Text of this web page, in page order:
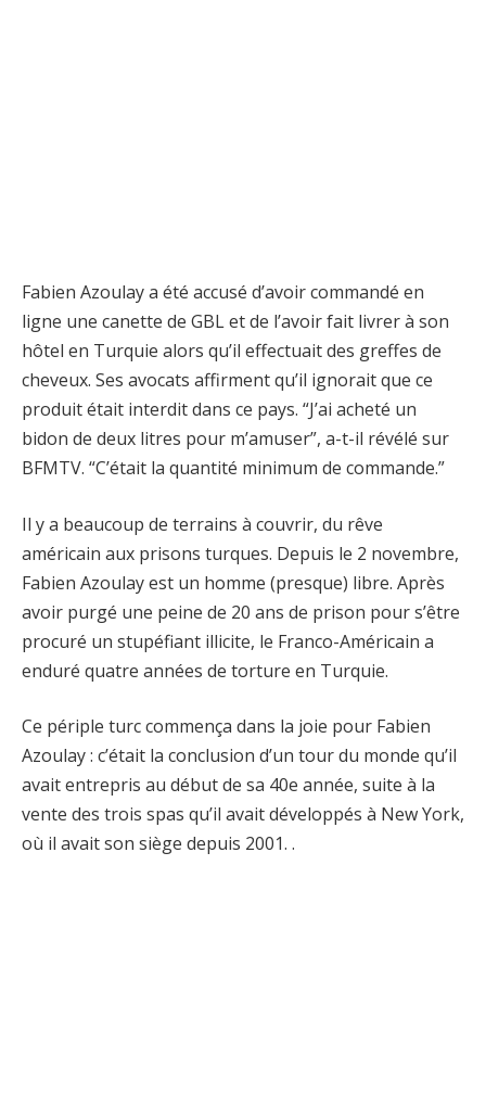
Fabien Azoulay a été accusé d’avoir commandé en
ligne une canette de GBL et de l’avoir fait livrer à son
hôtel en Turquie alors qu’il effectuait des greffes de
cheveux. Ses avocats affirment qu’il ignorait que ce
produit était interdit dans ce pays. “J’ai acheté un
bidon de deux litres pour m’amuser”, a-t-il révélé sur
BFMTV. “C’était la quantité minimum de commande.”
Il y a beaucoup de terrains à couvrir, du rêve
américain aux prisons turques. Depuis le 2 novembre,
Fabien Azoulay est un homme (presque) libre. Après
avoir purgé une peine de 20 ans de prison pour s’être
procuré un stupéfiant illicite, le Franco-Américain a
enduré quatre années de torture en Turquie.
Ce périple turc commença dans la joie pour Fabien
Azoulay : c’était la conclusion d’un tour du monde qu’il
avait entrepris au début de sa 40e année, suite à la
vente des trois spas qu’il avait développés à New York,
où il avait son siège depuis 2001. .